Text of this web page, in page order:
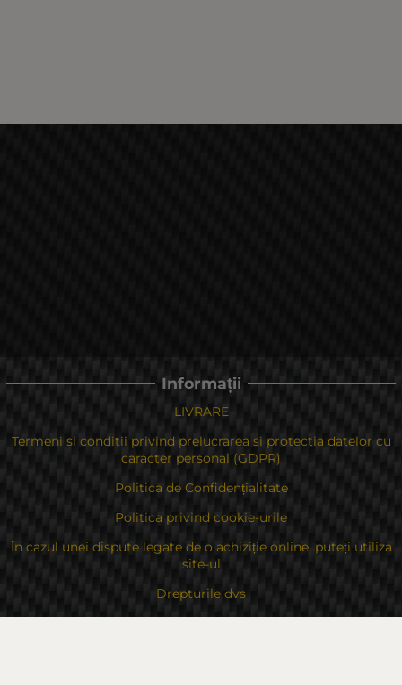
Informații
LIVRARE
Termeni si conditii privind prelucrarea si protectia datelor cu
caracter personal (GDPR)
Politica de Confidențialitate
Politica privind cookie-urile
În cazul unei dispute legate de o achiziție online, puteți utiliza
site-ul
Drepturile dvs